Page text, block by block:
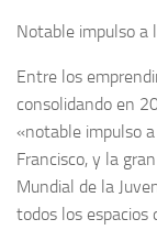
Notable impulso a
Entre los
consolidando en
«notable impulso
Francisco, y la
Mundial de la
todos los espacios